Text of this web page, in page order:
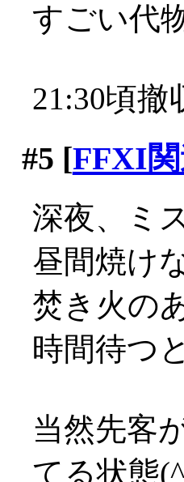
すごい代
21:30頃撤
#5 [FFXI
深夜、ミ
昼間焼け
焚き火の
時間待つ
当然先客
てる状態